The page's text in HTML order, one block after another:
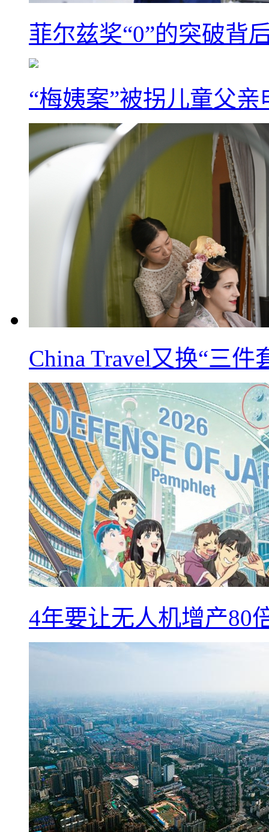
菲尔兹奖“0”的突破背
“梅姨案”被拐儿童父
China Travel又换“三
4年要让无人机增产80